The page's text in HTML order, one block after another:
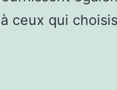
ceux qui